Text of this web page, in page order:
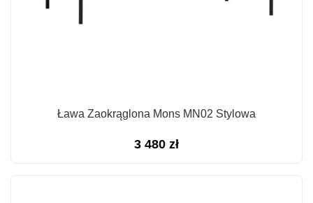
Ława Zaokrąglona Mons MN02 Stylowa
3 480 zł